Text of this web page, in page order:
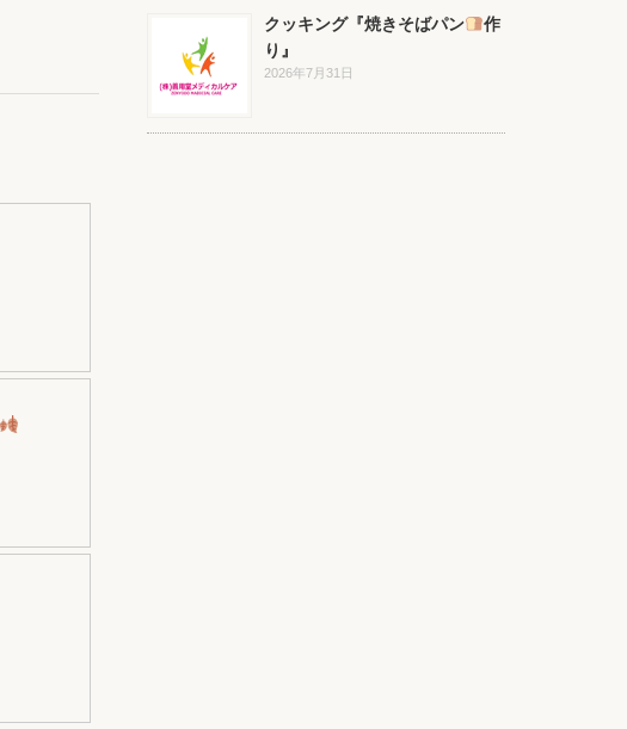
クッキング『焼きそばパン
作
り』
2026年7月31日